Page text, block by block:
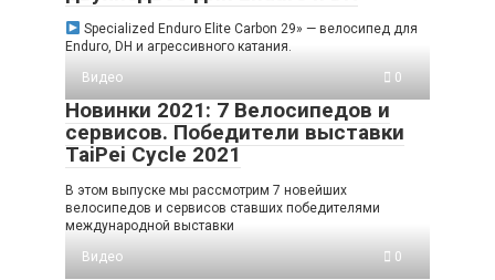
Specialized Enduro Elite Carbon 29» — велосипед для
Enduro, DH и агрессивного катания.
Видео
0
Новинки 2021: 7 Велосипедов и
сервисов. Победители выставки
TaiPei Cycle 2021
В этом выпуске мы рассмотрим 7 новейших
велосипедов и сервисов ставших победителями
международной выставки
Видео
0